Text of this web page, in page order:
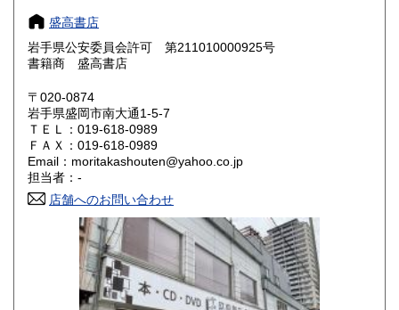
奈良県
鳥取県 185円 島根県
岡山県
山口県 185円
香川県 185円 愛媛県
高知県 185円
185円 長崎県
185円 大分県
盛高書店
岩手県公安委員会許可 第211010000925号
書籍商 盛高書店
〒020-0874
岩手県盛岡市南大通1-5-7
ＴＥＬ：019-618-0989
ＦＡＸ：019-618-0989
Email：moritakashouten@yahoo.co.jp
担当者：-
店舗へのお問い合わせ